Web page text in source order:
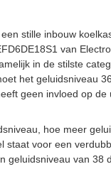
stille inbouw
van
in de stilste
het geluidsniveau
geen invloed op
hoe meer
staat voor een
geluidsniveau van 38